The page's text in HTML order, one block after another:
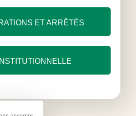
ET ARRÊTÉS